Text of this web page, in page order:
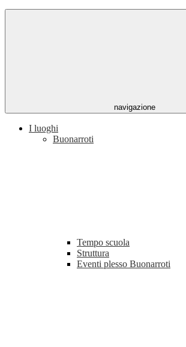
navigazione
I luoghi
Buonarroti
Tempo scuola
Struttura
Eventi plesso Buonarroti